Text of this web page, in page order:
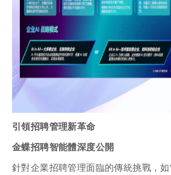
引領招聘管理新革命
金蝶招聘智能體深度公開
針對企業招聘管理面臨的傳統挑戰，